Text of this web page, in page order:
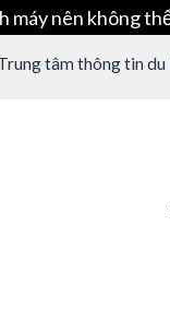
máy nên không
tâm thông tin du